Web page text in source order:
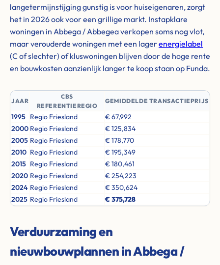
langetermijnstijging gunstig is voor huiseigenaren, zorgt
het in 2026 ook voor een grillige markt. Instapklare
woningen in Abbega / Abbegea verkopen soms nog vlot,
maar verouderde woningen met een lagerenergielabel
(C of slechter) of kluswoningen blijven door de hoge rente
en bouwkosten aanzienlijk langer te koop staan op Funda.
JAAR
CBS
REFERENTIEREGIO
GEMIDDELDE TRANSACTIEPRIJS
1995 Regio Friesland
€ 67,992
2000 Regio Friesland
€ 125,834
2005 Regio Friesland
€ 178,770
2010 Regio Friesland
€ 195,349
2015 Regio Friesland
€ 180,461
2020 Regio Friesland
€ 254,223
2024 Regio Friesland
€ 350,624
2025 Regio Friesland € 375,728
Verduurzaming en
nieuwbouwplannen in Abbega /